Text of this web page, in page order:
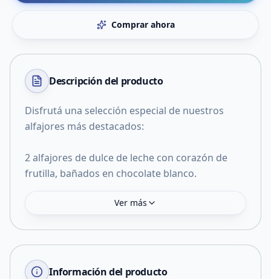
Comprar ahora
Descripción del producto
Disfrutá una selección especial de nuestros
alfajores más destacados:
2 alfajores de dulce de leche con corazón de
frutilla, bañados en chocolate blanco.
Ver más
Información del producto